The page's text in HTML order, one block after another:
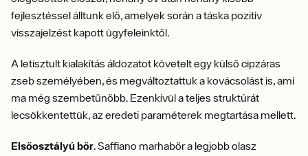
fejlesztéssel álltunk elő, amelyek során a táska pozitív
visszajelzést kapott ügyfeleinktől.
A letisztult kialakítás áldozatot követelt egy külső cipzáras
zseb személyében, és megváltoztattuk a kovácsolást is, ami
ma még szembetűnőbb. Ezenkívül a teljes struktúrát
lecsökkentettük, az eredeti paraméterek megtartása mellett.
Elsőosztályú bőr. Saffiano marhabőr a legjobb olasz